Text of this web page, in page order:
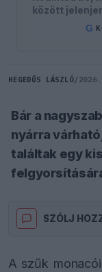
között
G
HEGEDŰS LÁSZLÓ/
Bár a
nyárra
találtak egy
SZÓLJ
A szűk